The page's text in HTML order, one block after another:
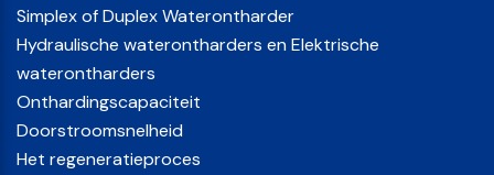
Simplex of Duplex Waterontharder
Hydraulische waterontharders en Elektrische
waterontharders
Onthardingscapaciteit
Doorstroomsnelheid
Het regeneratieproces